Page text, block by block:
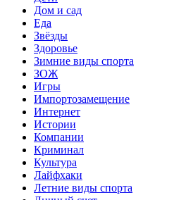
Дом и сад
Еда
Звёзды
Здоровье
Зимние виды спорта
ЗОЖ
Игры
Импортозамещение
Интернет
Истории
Компании
Криминал
Культура
Лайфхаки
Летние виды спорта